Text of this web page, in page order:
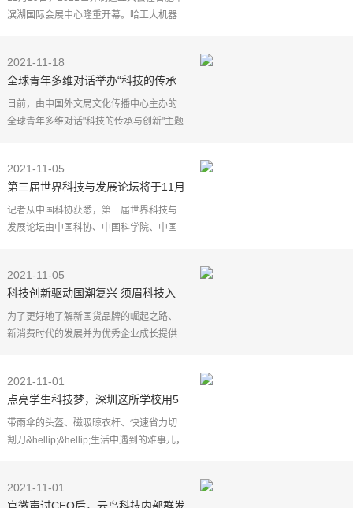
产品、科技企业集中亮相世界制造业
滨湖国际会展中心隆重开幕。哈工大机器
联共融机器人、
2021-11-18
全球青年多维对话举办“科技的传承
与创新”主题活动
日前，由中国外文局文化传播中心主办的
全球青年多维对话"科技的传承与创新"主题
技文化的传承和
2021-11-05
第三届世界科技与发展论坛将于11月
6日开幕
记者从中国科协获悉，第三届世界科技与
发展论坛由中国科协、中国科学院、中国
会作为支持单位，定
2021-11-05
科技创新驱动国潮复兴 须眉科技入
选毕马威中国新国货50榜单
为了更好地了解新国货品牌的崛起之路、
新消费时代的发展并为优秀企业成长提供
国货50榜单"，国潮
2021-11-01
点亮学生科技梦，深圳这所学校用5
天带学生嗨玩科创
带雨伞的头盔、磁吸晾衣杆、快速省力切
割刀&hellip;&hellip;生活中遇到的难事儿，
节拉开帷幕，在
2021-11-01
官微声讨CEO后，云鸟科技内部群发